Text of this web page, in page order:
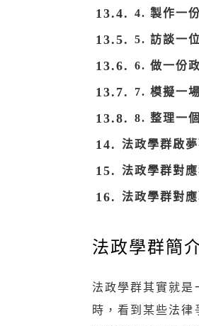
4. 製作一
5. 訪談一
6. 做一份
7. 模擬一
8. 整理一
法政學群啟
法政學群對
法政學群對
法政學群簡
法政學群其實就是
時，看到某些法